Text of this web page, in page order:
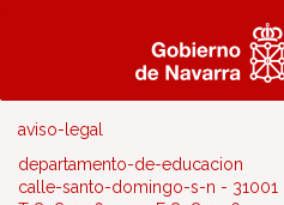
aviso-legal
departamento-de-educacion
calle-santo-domingo-s-n - 31001